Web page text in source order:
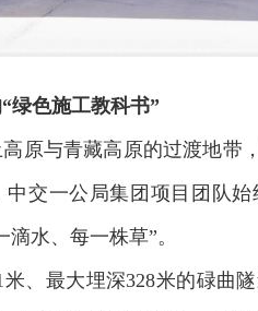
绿色施工教科书”
原与青藏高原的过渡地带
中交一公局集团项目团队
水、每一株草”。
米、最大埋深328米的碌曲